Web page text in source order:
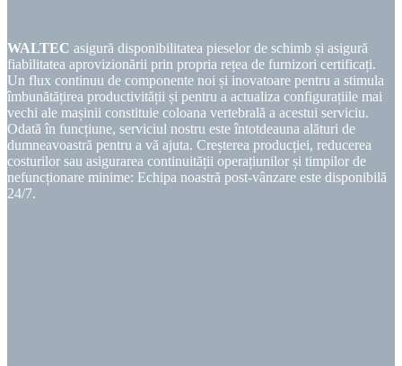
WALTEC asigură disponibilitatea pieselor de schimb și asigură
fiabilitatea aprovizionării prin propria rețea de furnizori certificați.
Un flux continuu de componente noi și inovatoare pentru a stimula
îmbunătățirea productivității și pentru a actualiza configurațiile mai
vechi ale mașinii constituie coloana vertebrală a acestui serviciu.
Odată în funcțiune, serviciul nostru este întotdeauna alături de
dumneavoastră pentru a vă ajuta. Creșterea producției, reducerea
costurilor sau asigurarea continuității operațiunilor și timpilor de
nefuncționare minime: Echipa noastră post-vânzare este disponibilă
24/7.